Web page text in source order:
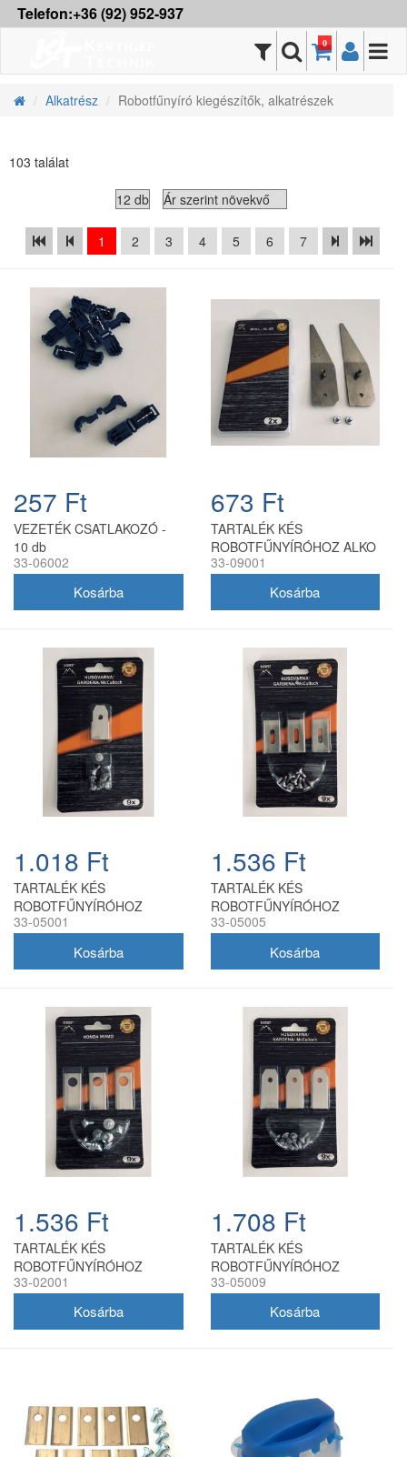
Telefon:+36 (92) 952-937
0
Alkatrész Robotfűnyíró kiegészítők, alkatrészek
103 találat
1 2 3 4 5 6 7
257 Ft
VEZETÉK CSATLAKOZÓ -
10 db
33-06002
673 Ft
TARTALÉK KÉS
ROBOTFŰNYÍRÓHOZ ALKO
- 2 db
33-09001
1.018 Ft
TARTALÉK KÉS
ROBOTFŰNYÍRÓHOZ
HUSQVARNA GARDENA
33-05001
1.536 Ft
TARTALÉK KÉS
ROBOTFŰNYÍRÓHOZ
HUSQVARNA GARDENA
33-05005
1.536 Ft
TARTALÉK KÉS
ROBOTFŰNYÍRÓHOZ
HONDA - 9 db
33-02001
1.708 Ft
TARTALÉK KÉS
ROBOTFŰNYÍRÓHOZ
HUSQVARNA GARDENA
33-05009